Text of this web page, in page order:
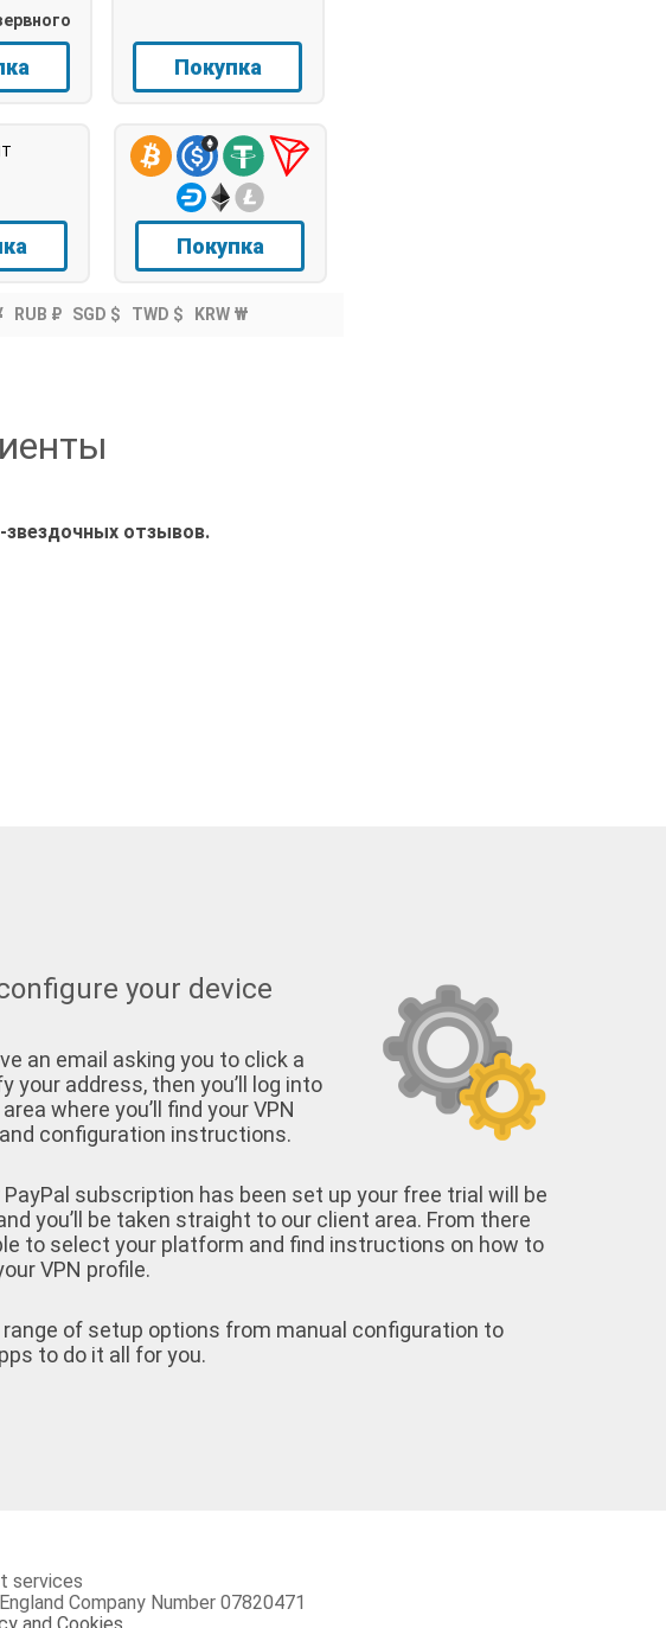
Покупка
Покупка
RUB ₽ SGD $ TWD $ KRW ₩
звездочных отзывов.
your device
an email asking you to click a
your address, then you’ll log into
where you’ll find your VPN
configuration instructions.
PayPal subscription has been set up your free trial will be
you’ll be taken straight to our client area. From there
to select your platform and find instructions on how to
VPN profile.
of setup options from manual configuration to
to do it all for you.
services
Company Number 07820471